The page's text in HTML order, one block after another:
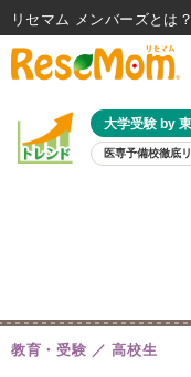
大学受験 by
医専予備校徹底
8
教育・受験 高校生
リセマム メンバーズ